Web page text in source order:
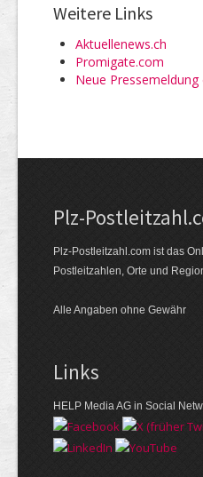
Weitere Links
Aktuellenews.ch
Promigate.com
Neue Pressemeldung
Plz-
Plz-Postleitzahl.com ist das
Postleitzahlen, Orte und
Alle Angaben ohne Gewähr
Links
HELP Media AG in Social